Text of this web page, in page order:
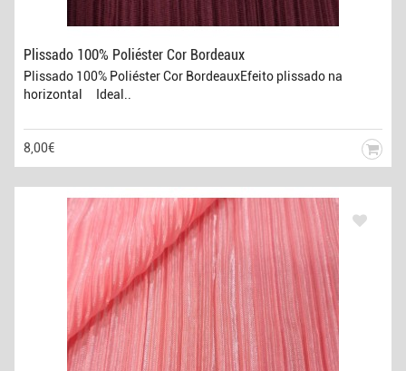
Plissado 100% Poliéster Cor Bordeaux
Plissado 100% Poliéster Cor BordeauxEfeito plissado na
horizontal Ideal..
8,00€